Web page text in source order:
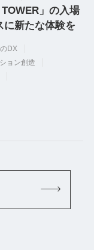
」の入場
に新たな体験を
DX
ョン創造